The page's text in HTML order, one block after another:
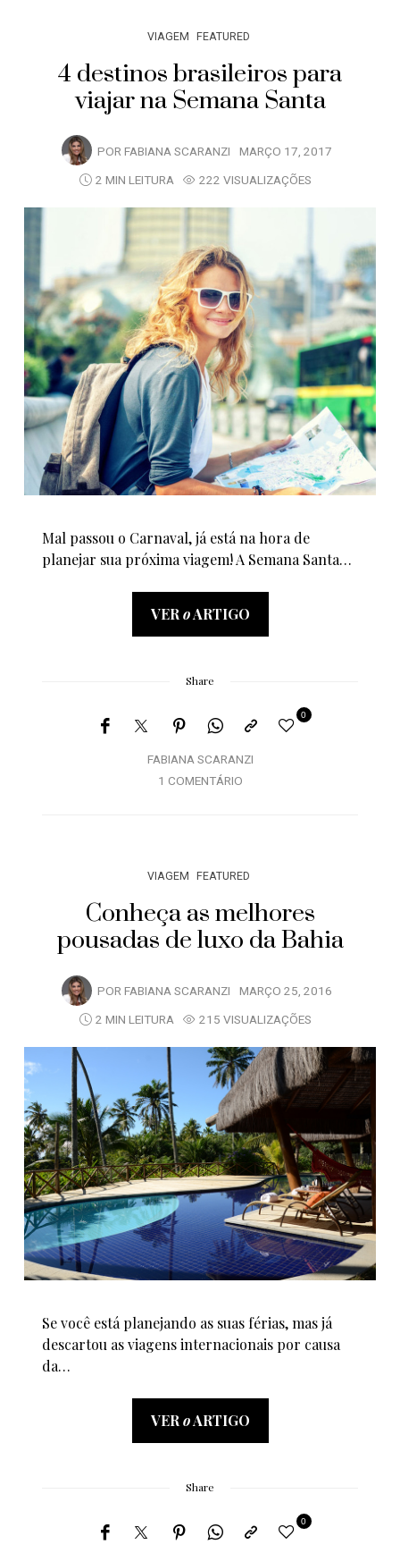
VIAGEM FEATURED
4 destinos brasileiros para
viajar na Semana Santa
POR FABIANA SCARANZI MARÇO 17, 2017
2 MIN LEITURA
222 VISUALIZAÇÕES
Mal passou o Carnaval, já está na hora de
planejar sua próxima viagem! A Semana Santa…
VERoARTIGO
Share
FABIANA SCARANZI
0
1 COMENTÁRIO
VIAGEM FEATURED
Conheça as melhores
pousadas de luxo da Bahia
POR FABIANA SCARANZI MARÇO 25, 2016
2 MIN LEITURA
215 VISUALIZAÇÕES
Se você está planejando as suas férias, mas já
descartou as viagens internacionais por causa
da…
VER oARTIGO
Share
0